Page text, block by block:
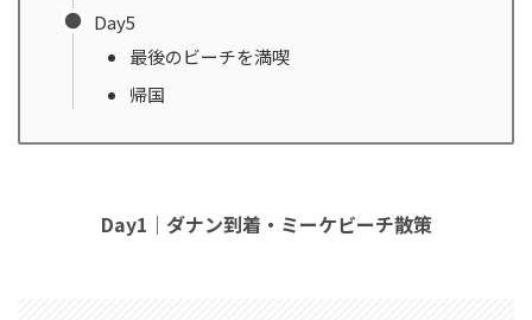
Day5
最後のビーチを満喫
帰国
Day1｜ダナン到着・ミーケビーチ散策